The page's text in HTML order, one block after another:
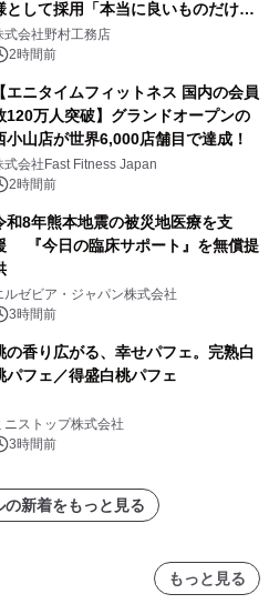
として採用「本当に良いものだけに
だわる」
式会社野村工務店
2時間前
【エニタイムフィットネス 国内の会員
120万人突破】グランドオープンの
小山店が世界6,000店舗目で達成！
式会社Fast Fitness Japan
2時間前
和8年熊本地震の被災地医療を支
『今日の臨床サポート』を無償提
ルゼビア・ジャパン株式会社
3時間前
の香り広がる、幸せパフェ。完熟白
パフェ／得盛白桃パフェ
ニストップ株式会社
3時間前
の新着をもっと見る
もっと見る